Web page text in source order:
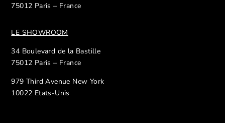
75012 Paris – France
LE SHOWROOM
34 Boulevard de la Bastille
75012 Paris – France
979 Third Avenue New York
10022 Etats-Unis